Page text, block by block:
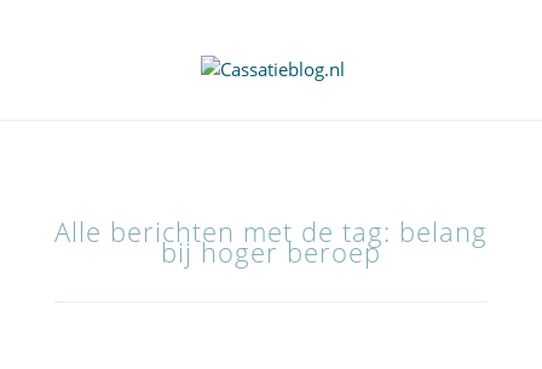
Alle berichten met de tag: belang
bij hoger beroep